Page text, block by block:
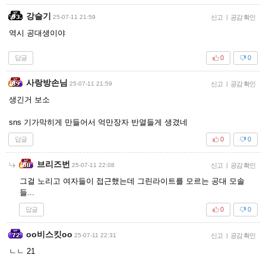
강슬기 25-07-11 21:59 신고 | 공감 확인
역시 공대생이야
답글 0
0
사랑방손님 25-07-11 21:59 신고 | 공감 확인
생긴거 보소
sns 기가막히게 만들어서 억만장자 반열들게 생겼네
답글 0
0
브리즈번 25-07-11 22:08 신고 | 공감 확인
그걸 노리고 여자들이 접근했는데 그린라이트를 모르는 공대 모솔
들...
답글 0
0
oo비스킷oo 25-07-11 22:31 신고 | 공감 확인
ㄴㄴ 21